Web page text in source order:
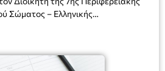
Σώματος – Ελληνικής
Αρχιπλοίαρχο Λ.Σ. κ. Ιωάννη